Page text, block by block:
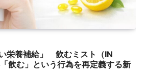
栄養補給」 飲むミスト（IN
飲む」という行為を再定義する新